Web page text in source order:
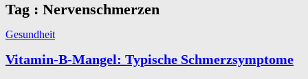
Tag : Nervenschmerzen
Gesundheit
Vitamin-B-Mangel: Typische Schmerzsymptome